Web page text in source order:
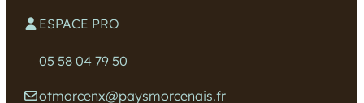
ESPACE PRO
05 58 04 79 50
otmorcenx@paysmorcenais.fr